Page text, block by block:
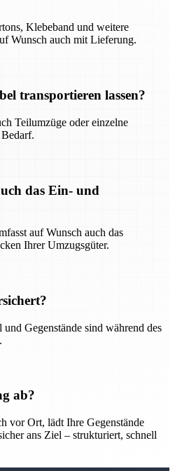
Klebeband und weitere
Wunsch auch mit Lieferung.
transportieren lassen?
Teilumzüge oder einzelne
das Ein- und
auf Wunsch auch das
Ihrer Umzugsgüter.
Gegenstände sind während des
ab?
vor Ort, lädt Ihre Gegenstände
ans Ziel – strukturiert, schnell